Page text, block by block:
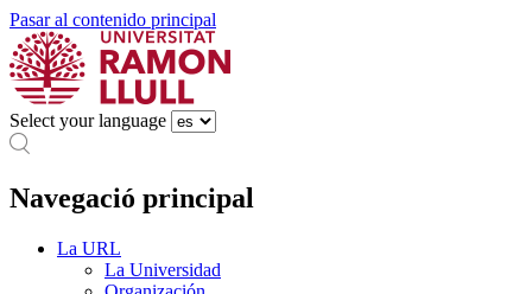
Pasar al contenido principal
Select your language
Navegació principal
La URL
La Universidad